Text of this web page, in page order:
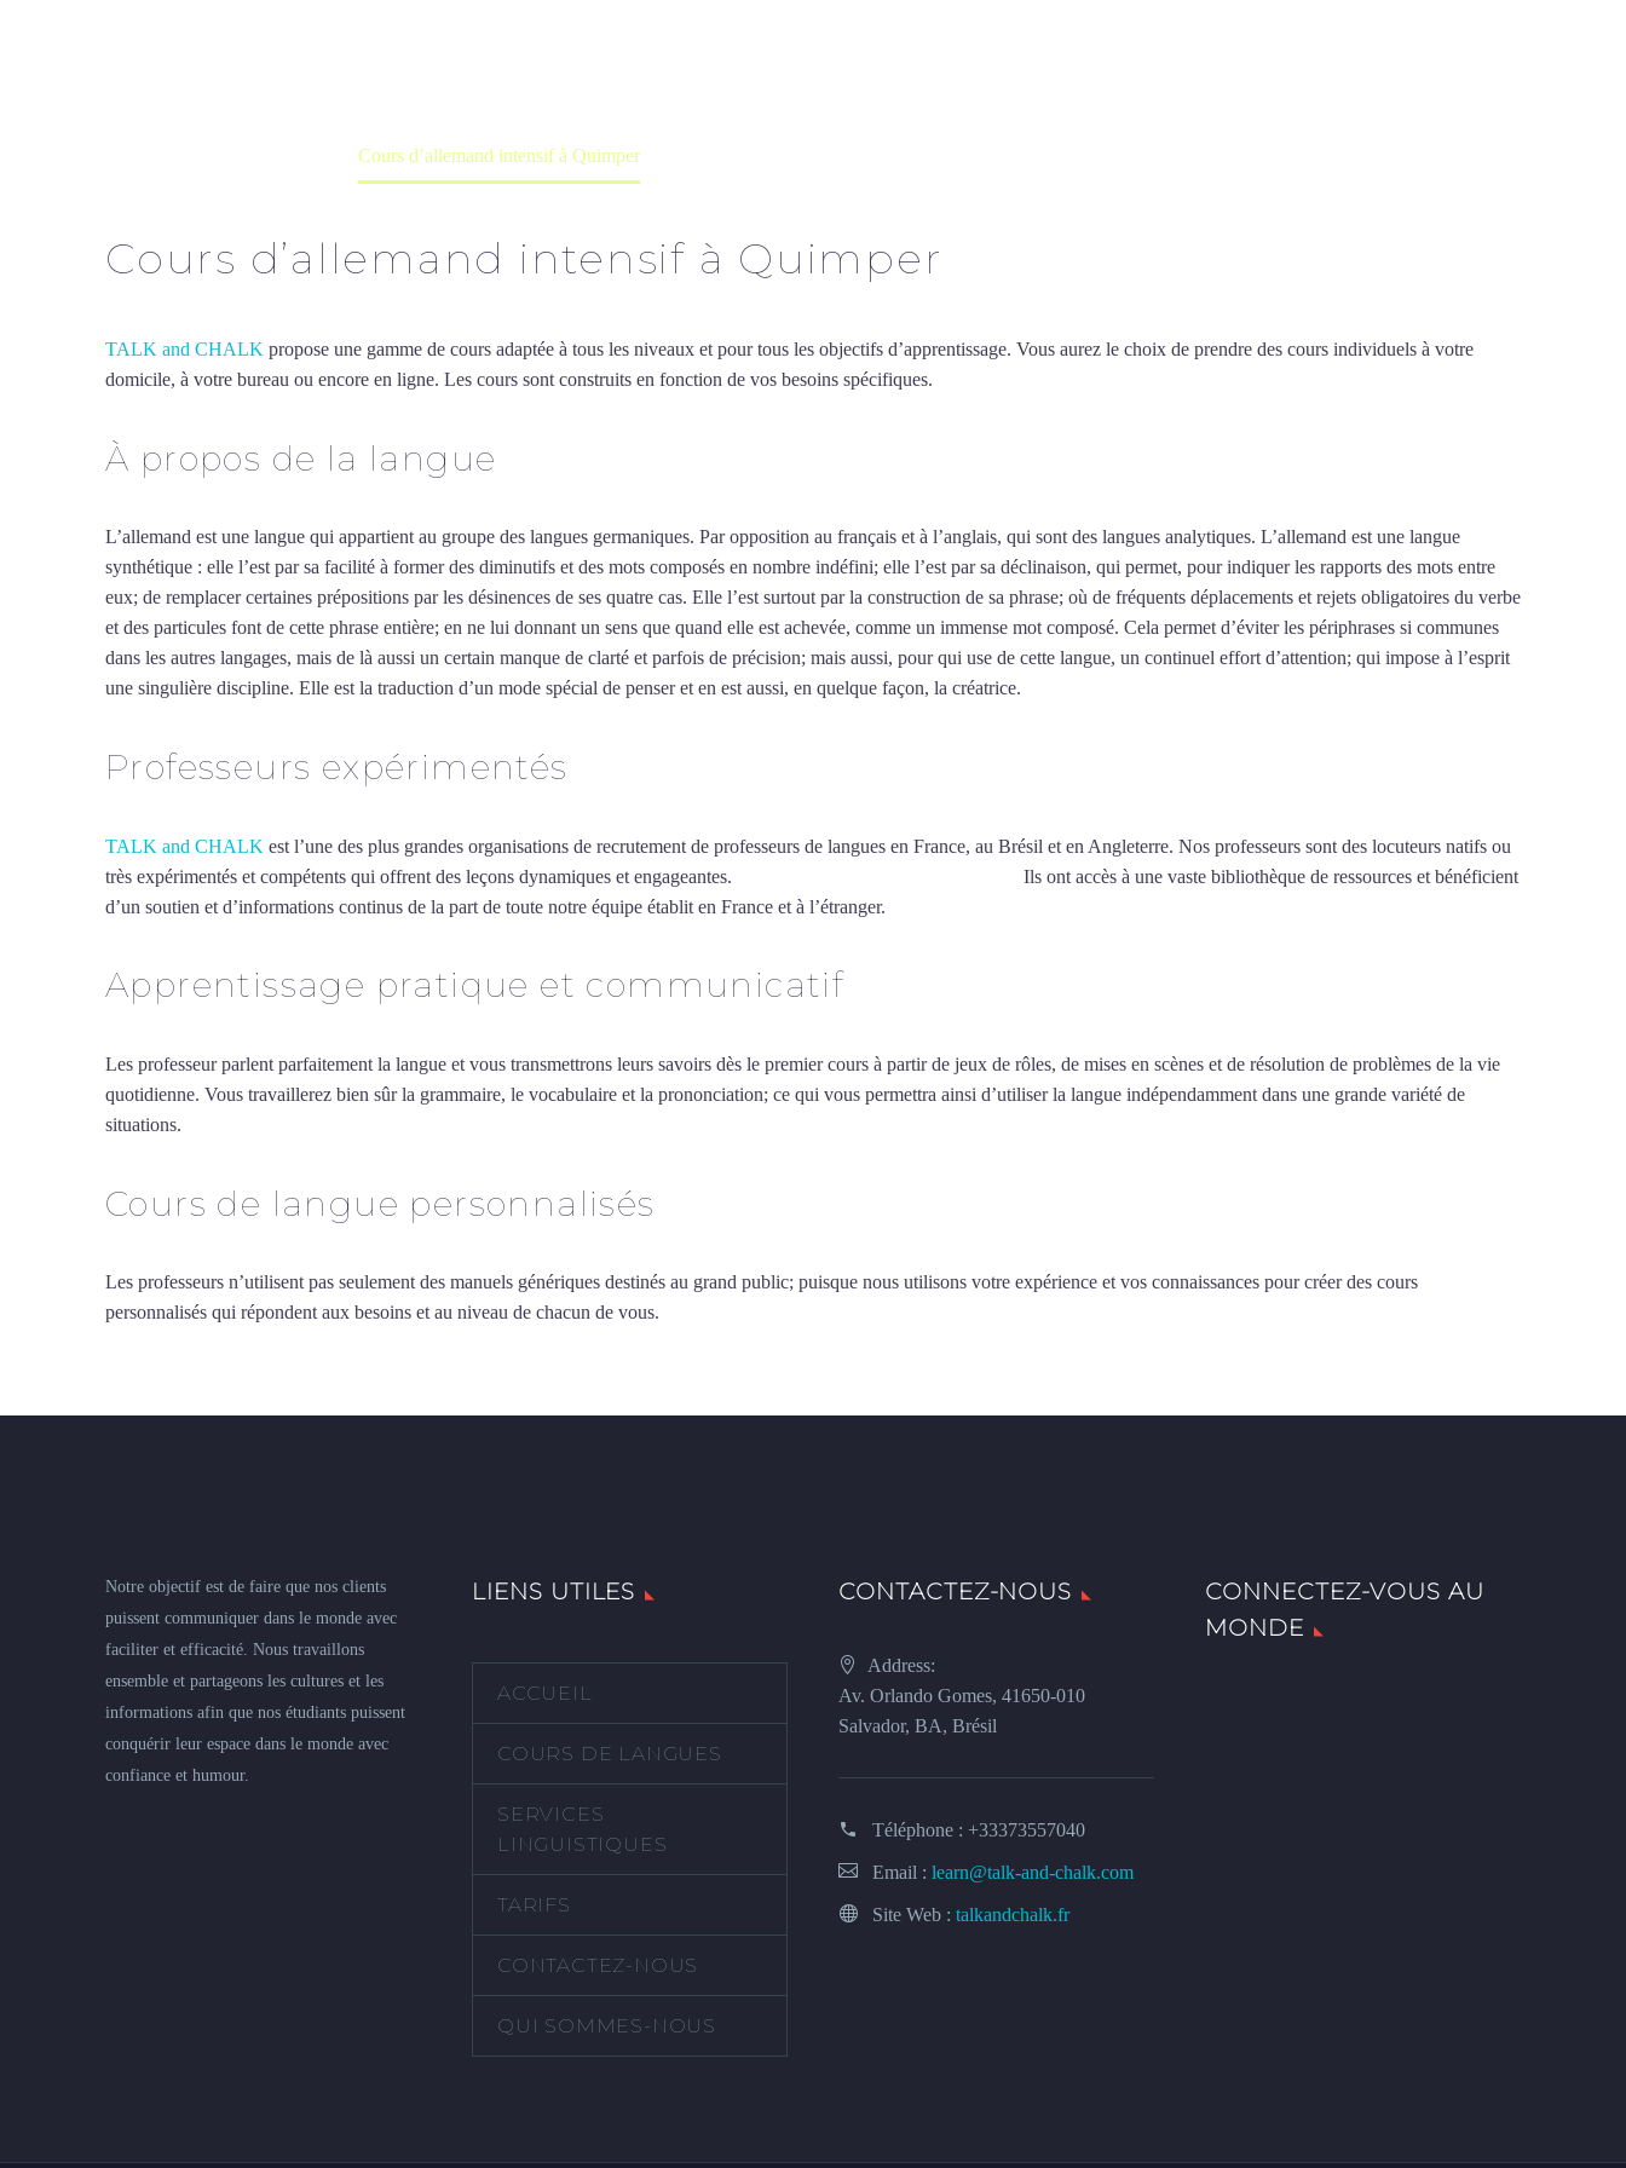
Cours d’allemand intensif à Quimper
Cours d’allemand intensif à Quimper
TALK and CHALK propose une gamme de cours adaptée à tous les niveaux et pour tous les objectifs d’apprentissage. Vous aurez le choix de prendre des cours individuels à votre
domicile, à votre bureau ou encore en ligne. Les cours sont construits en fonction de vos besoins spécifiques.
À propos de la langue
L’allemand est une langue qui appartient au groupe des langues germaniques. Par opposition au français et à l’anglais, qui sont des langues analytiques. L’allemand est une langue
synthétique : elle l’est par sa facilité à former des diminutifs et des mots composés en nombre indéfini; elle l’est par sa déclinaison, qui permet, pour indiquer les rapports des mots entre
eux; de remplacer certaines prépositions par les désinences de ses quatre cas. Elle l’est surtout par la construction de sa phrase; où de fréquents déplacements et rejets obligatoires du verbe
et des particules font de cette phrase entière; en ne lui donnant un sens que quand elle est achevée, comme un immense mot composé. Cela permet d’éviter les périphrases si communes
dans les autres langages, mais de là aussi un certain manque de clarté et parfois de précision; mais aussi, pour qui use de cette langue, un continuel effort d’attention; qui impose à l’esprit
une singulière discipline. Elle est la traduction d’un mode spécial de penser et en est aussi, en quelque façon, la créatrice.
Professeurs expérimentés
TALK and CHALK est l’une des plus grandes organisations de recrutement de professeurs de langues en France, au Brésil et en Angleterre. Nos professeurs sont des locuteurs natifs ou
très expérimentés et compétents qui offrent des leçons dynamiques et engageantes.
Ils ont accès à une vaste bibliothèque de ressources et bénéficient
d’un soutien et d’informations continus de la part de toute notre équipe établit en France et à l’étranger.
Apprentissage pratique et communicatif
Les professeur parlent parfaitement la langue et vous transmettrons leurs savoirs dès le premier cours à partir de jeux de rôles, de mises en scènes et de résolution de problèmes de la vie
quotidienne. Vous travaillerez bien sûr la grammaire, le vocabulaire et la prononciation; ce qui vous permettra ainsi d’utiliser la langue indépendamment dans une grande variété de
situations.
Cours de langue personnalisés
Les professeurs n’utilisent pas seulement des manuels génériques destinés au grand public; puisque nous utilisons votre expérience et vos connaissances pour créer des cours
personnalisés qui répondent aux besoins et au niveau de chacun de vous.
Notre objectif est de faire que nos clients
puissent communiquer dans le monde avec
faciliter et efficacité. Nous travaillons
ensemble et partageons les cultures et les
informations afin que nos étudiants puissent
conquérir leur espace dans le monde avec
confiance et humour.
LIENS UTILES
ACCUEIL
COURS DE LANGUES
SERVICES
LINGUISTIQUES
TARIFS
CONTACTEZ-NOUS
QUI SOMMES-NOUS
CONTACTEZ-NOUS
Address:
Av. Orlando Gomes, 41650-010
Salvador, BA, Brésil
Téléphone : +33373557040
Email : learn@talk-and-chalk.com
Site Web : talkandchalk.fr
CONNECTEZ-VOUS AU
MONDE